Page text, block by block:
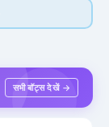
सभी बॉट्स देखें →